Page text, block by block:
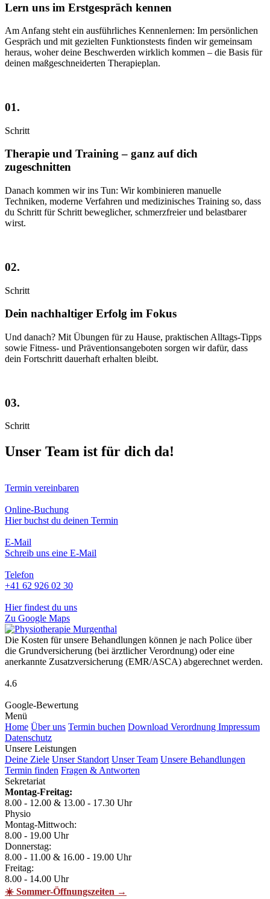
Lern uns im Erstgespräch kennen
Am Anfang steht ein ausführliches Kennenlernen: Im persönlichen
Gespräch und mit gezielten Funktionstests finden wir gemeinsam
heraus, woher deine Beschwerden wirklich kommen – die Basis für
deinen maßgeschneiderten Therapieplan.
01.
Schritt
Therapie und Training – ganz auf dich
zugeschnitten
Danach kommen wir ins Tun: Wir kombinieren manuelle
Techniken, moderne Verfahren und medizinisches Training so, dass
du Schritt für Schritt beweglicher, schmerzfreier und belastbarer
wirst.
02.
Schritt
Dein nachhaltiger Erfolg im Fokus
Und danach? Mit Übungen für zu Hause, praktischen Alltags-Tipps
sowie Fitness- und Präventionsangeboten sorgen wir dafür, dass
dein Fortschritt dauerhaft erhalten bleibt.
03.
Schritt
Unser Team ist für dich da!
Termin vereinbaren
Online-Buchung
Hierbuchst du deinen Termin
E-Mail
Schreib uns eine E-Mail
Telefon
+41 62 926 02 30
Hier findest du uns
Zu Google Maps
Die Kosten für unsere Behandlungen können je nach Police über
die Grundversicherung (bei ärztlicher Verordnung) oder eine
anerkannte Zusatzversicherung (EMR/ASCA) abgerechnet werden.
4.6
Google-Bewertung
Menü
Home Über uns Termin buchen Download Verordnung Impressum
Datenschutz
Unsere Leistungen
Deine Ziele Unser Standort Unser Team Unsere Behandlungen
Termin finden Fragen & Antworten
Sekretariat
Montag-Freitag:
8.00 - 12.00 & 13.00 - 17.30 Uhr
Physio
Montag-Mittwoch:
8.00 - 19.00 Uhr
Donnerstag:
8.00 - 11.00 & 16.00 - 19.00 Uhr
Freitag:
8.00 - 14.00 Uhr
☀️ Sommer-Öffnungszeiten →